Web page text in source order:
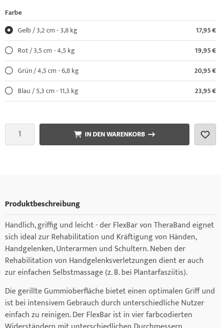
Farbe
Gelb / 3,2 cm - 3,8 kg
17,95 €
Rot / 3,5 cm - 4,5 kg
19,95 €
Grün / 4,5 cm - 6,8 kg
20,95 €
Blau / 5,3 cm - 11,3 kg
23,95 €
IN DEN WARENKORB
Produktbeschreibung
Handlich, griffig und leicht - der FlexBar von TheraBand eignet
sich ideal zur Rehabilitation und Kräftigung von Händen,
Handgelenken, Unterarmen und Schultern. Neben der
Rehabilitation von Handgelenksverletzungen dient er auch
zur einfachen Selbstmassage (z. B. bei Plantarfasziitis).
Die gerillte Gummioberfläche bietet einen optimalen Griff und
ist bei intensivem Gebrauch durch unterschiedliche Nutzer
einfach zu reinigen. Der FlexBar ist in vier farbcodierten